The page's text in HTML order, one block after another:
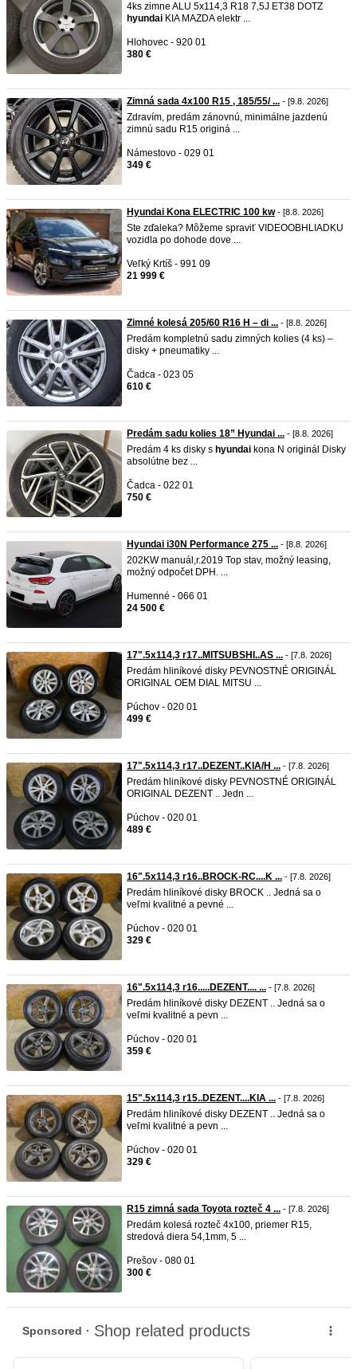
4ks zimne ALU 5x114,3 R18 7,5J ET38 DOTZ
hyundai KIA MAZDA elektr ...
Hlohovec - 920 01
380 €
Zimná sada 4x100 R15 , 185/55/ ... - [9.8. 2026]
Zdravím, predám zánovnú, minimálne jazdenú
zimnú sadu R15 originá ...
Námestovo - 029 01
349 €
Hyundai Kona ELECTRIC 100 kw- [8.8. 2026]
Ste zďaleka? Môžeme spraviť VIDEOOBHLIADKU
vozidla po dohode dove ...
Veľký Krtíš - 991 09
21 999 €
Zimné kolesá 205/60 R16 H – di ... - [8.8. 2026]
Predám kompletnú sadu zimných kolies (4 ks) –
disky + pneumatiky ...
Čadca - 023 05
610 €
Predám sadu kolies 18” Hyundai ... - [8.8. 2026]
Predám 4 ks disky s hyundai kona N originál Disky
absolútne bez ...
Čadca - 022 01
750 €
Hyundai i30N Performance 275 ... - [8.8. 2026]
202KW manuál,r.2019 Top stav, možný leasing,
možný odpočet DPH. ...
Humenné - 066 01
24 500 €
17".5x114,3 r17..MITSUBSHI..AS ... - [7.8. 2026]
Predám hliníkové disky PEVNOSTNÉ ORIGINÁL
ORIGINAL OEM DIAL MITSU ...
Púchov - 020 01
499 €
17".5x114,3 r17..DEZENT..KIA/H ... - [7.8. 2026]
Predám hliníkové disky PEVNOSTNÉ ORIGINÁL
ORIGINAL DEZENT .. Jedn ...
Púchov - 020 01
489 €
16".5x114,3 r16..BROCK-RC....K ... - [7.8. 2026]
Predám hliníkové disky BROCK .. Jedná sa o
veľmi kvalitné a pevné ...
Púchov - 020 01
329 €
16".5x114,3 r16.....DEZENT.... ... - [7.8. 2026]
Predám hliníkové disky DEZENT .. Jedná sa o
veľmi kvalitné a pevn ...
Púchov - 020 01
359 €
15".5x114,3 r15..DEZENT....KIA ... - [7.8. 2026]
Predám hliníkové disky DEZENT .. Jedná sa o
veľmi kvalitné a pevn ...
Púchov - 020 01
329 €
R15 zimná sada Toyota rozteč 4 ... - [7.8. 2026]
Predám kolesá rozteč 4x100, priemer R15,
stredová diera 54,1mm, 5 ...
Prešov - 080 01
300 €